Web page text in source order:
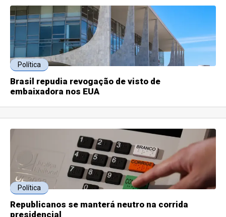
Política
Brasil repudia revogação de visto de
embaixadora nos EUA
Política
Republicanos se manterá neutro na corrida
presidencial